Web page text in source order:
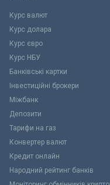
Курс валют
Курс долара
Курс євро
Курс НБУ
Банківські картки
Інвестиційні брокери
Міжбанк
Депозити
Тарифи на газ
Конвертер валют
Кредит онлайн
Народний рейтинг банків